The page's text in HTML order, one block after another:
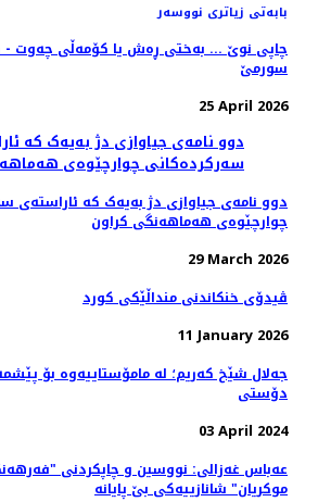
بابەتی زیاتری نووسەر
چاپی نوێ ... بەختی ڕەش یا کۆمەڵی چەوت -
سورمێ
25 April 2026
دوو نامەی جیاوازی دژ بەیەک کە ئاراستەی
چوارچێوەی هەماهەنگی کراون
29 March 2026
ڤیدۆی خنکاندنی منداڵێکی کورد
11 January 2026
جەلال شێخ کەریم؛ لە مامۆستاییەوە بۆ
دۆستی
03 April 2024
عەباس غەزالی: نووسین و چاپکردنی
موکریان" شانازییەکی بێ پایانه